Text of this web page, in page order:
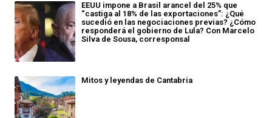
EEUU impone a Brasil arancel del 25% que
“castiga al 18% de las exportaciones”: ¿Qué
sucedió en las negociaciones previas? ¿Cómo
responderá el gobierno de Lula? Con Marcelo
Silva de Sousa, corresponsal
Mitos y leyendas de Cantabria